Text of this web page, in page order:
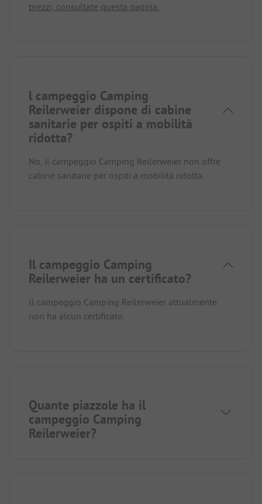
prezzi, consultate questa pagina.
l campeggio Camping
Reilerweier dispone di cabine
sanitarie per ospiti a mobilità
ridotta?
No, il campeggio Camping Reilerweier non offre
cabine sanitarie per ospiti a mobilità ridotta.
Il campeggio Camping
Reilerweier ha un certificato?
Il campeggio Camping Reilerweier attualmente
non ha alcun certificato.
Quante piazzole ha il
campeggio Camping
Reilerweier?